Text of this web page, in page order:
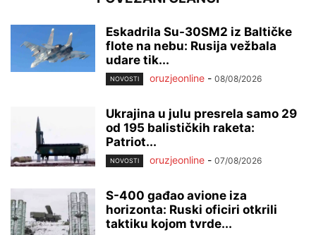
Eskadrila Su-30SM2 iz Baltičke
flote na nebu: Rusija vežbala
udare tik...
NOVOSTI oruzjeonline - 08/08/2026
Ukrajina u julu presrela samo 29
od 195 balističkih raketa:
Patriot...
NOVOSTI oruzjeonline - 07/08/2026
S-400 gađao avione iza
horizonta: Ruski oficiri otkrili
taktiku kojom tvrde...